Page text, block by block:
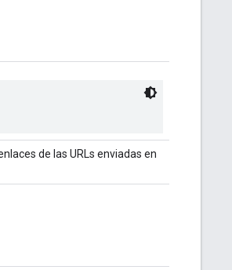
de las URLs enviadas en